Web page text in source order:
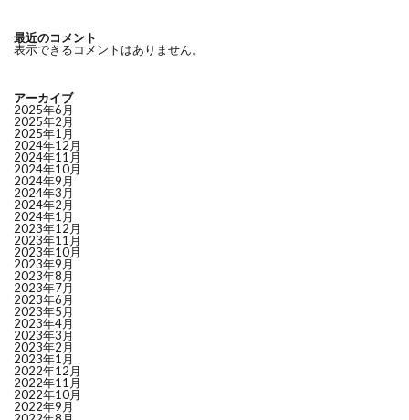
最近のコメント
表示できるコメントはありません。
アーカイブ
2025年6月
2025年2月
2025年1月
2024年12月
2024年11月
2024年10月
2024年9月
2024年3月
2024年2月
2024年1月
2023年12月
2023年11月
2023年10月
2023年9月
2023年8月
2023年7月
2023年6月
2023年5月
2023年4月
2023年3月
2023年2月
2023年1月
2022年12月
2022年11月
2022年10月
2022年9月